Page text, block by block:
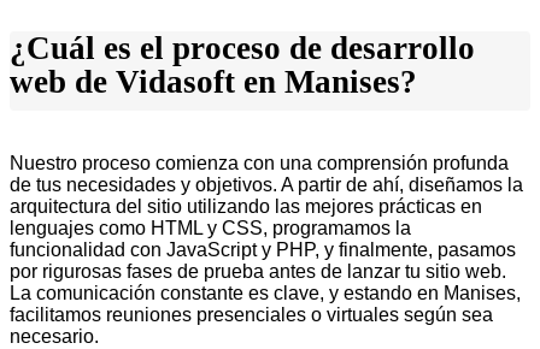
¿Cuál es el proceso de desarrollo
web de Vidasoft en Manises?
Nuestro proceso comienza con una comprensión profunda
de tus necesidades y objetivos. A partir de ahí, diseñamos la
arquitectura del sitio utilizando las mejores prácticas en
lenguajes como HTML y CSS, programamos la
funcionalidad con JavaScript y PHP, y finalmente, pasamos
por rigurosas fases de prueba antes de lanzar tu sitio web.
La comunicación constante es clave, y estando en Manises,
facilitamos reuniones presenciales o virtuales según sea
necesario.